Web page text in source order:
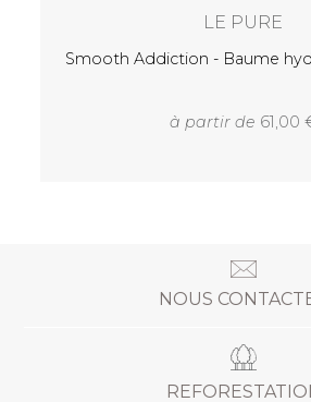
LE PURE
Smooth Addiction - Baume
à partir de
NOUS